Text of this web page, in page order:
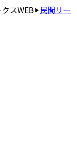
スWEB 民間サー